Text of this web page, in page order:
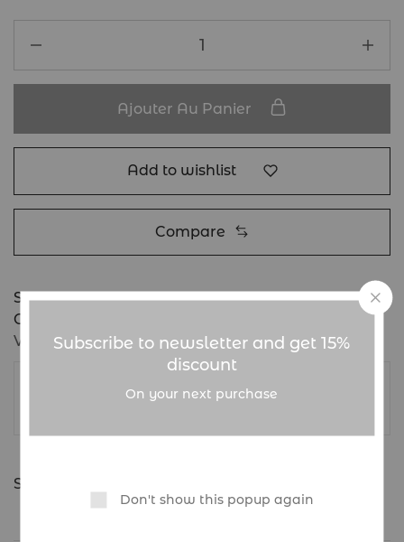
Ajouter Au Panier
Add to wishlist
Compare
SKU:
Humbl infinity jersey noir
Categories:
Vêtements,Vêtements
HUMBL
Share:
Subscribe to newsletter and get 15%
discount
On your next purchase
Don't show this popup again